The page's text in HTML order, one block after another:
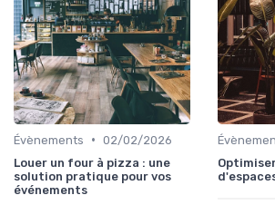
Évènements • 02/02/2026
Louer un four à pizza : une
solution pratique pour vos
événements